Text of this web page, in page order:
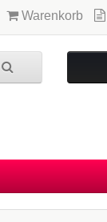
Warenkorb